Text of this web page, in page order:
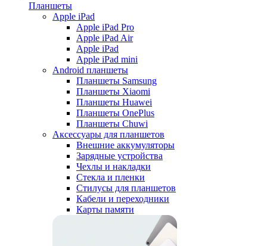
Планшеты
Apple iPad
Apple iPad Pro
Apple iPad Air
Apple iPad
Apple iPad mini
Android планшеты
Планшеты Samsung
Планшеты Xiaomi
Планшеты Huawei
Планшеты OnePlus
Планшеты Chuwi
Аксессуары для планшетов
Внешние аккумуляторы
Зарядные устройства
Чехлы и накладки
Стекла и пленки
Стилусы для планшетов
Кабели и переходники
Карты памяти